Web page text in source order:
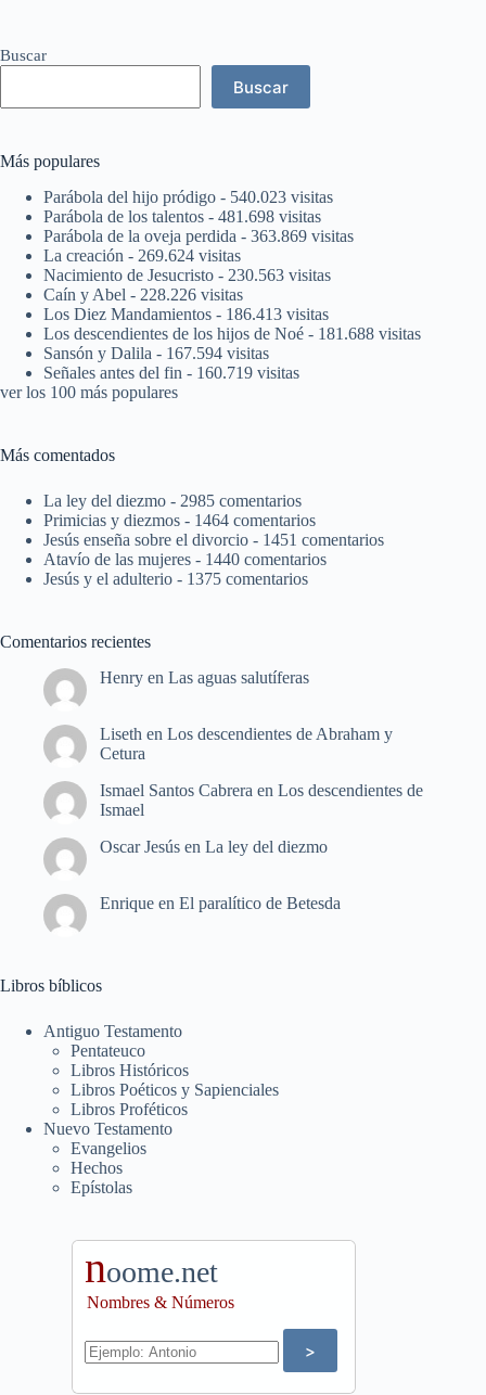
Buscar
Buscar
Más populares
Parábola del hijo pródigo - 540.023 visitas
Parábola de los talentos - 481.698 visitas
Parábola de la oveja perdida - 363.869 visitas
La creación - 269.624 visitas
Nacimiento de Jesucristo - 230.563 visitas
Caín y Abel - 228.226 visitas
Los Diez Mandamientos - 186.413 visitas
Los descendientes de los hijos de Noé - 181.688 visitas
Sansón y Dalila - 167.594 visitas
Señales antes del fin - 160.719 visitas
ver los 100 más populares
Más comentados
La ley del diezmo - 2985 comentarios
Primicias y diezmos - 1464 comentarios
Jesús enseña sobre el divorcio - 1451 comentarios
Atavío de las mujeres - 1440 comentarios
Jesús y el adulterio - 1375 comentarios
Comentarios recientes
Henry en Las aguas salutíferas
Liseth en Los descendientes de Abraham y
Cetura
Ismael Santos Cabrera en Los descendientes de
Ismael
Oscar Jesús en La ley del diezmo
Enrique en El paralítico de Betesda
Libros bíblicos
Antiguo Testamento
Pentateuco
Libros Históricos
Libros Poéticos y Sapienciales
Libros Proféticos
Nuevo Testamento
Evangelios
Hechos
Epístolas
noome.net
Nombres & Números